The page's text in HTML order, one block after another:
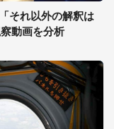
それ以外の解釈は
動画を分析